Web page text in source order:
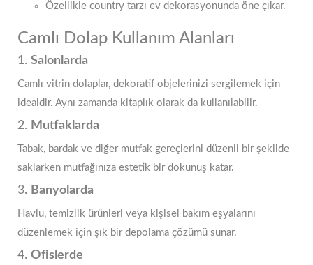
Özellikle country tarzı ev dekorasyonunda öne çıkar.
Camlı Dolap Kullanım Alanları
1. Salonlarda
Camlı vitrin dolaplar, dekoratif objelerinizi sergilemek için
idealdir. Aynı zamanda kitaplık olarak da kullanılabilir.
2. Mutfaklarda
Tabak, bardak ve diğer mutfak gereçlerini düzenli bir şekilde
saklarken mutfağınıza estetik bir dokunuş katar.
3. Banyolarda
Havlu, temizlik ürünleri veya kişisel bakım eşyalarını
düzenlemek için şık bir depolama çözümü sunar.
4. Ofislerde